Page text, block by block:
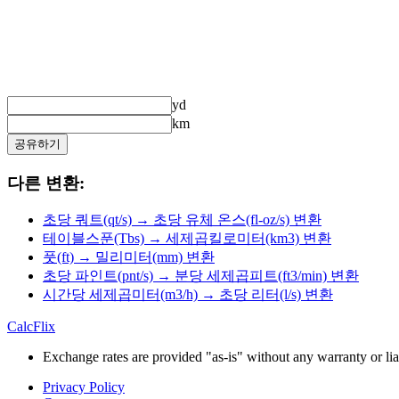
yd
km
공유하기
다른 변환:
초당 쿼트(qt/s) → 초당 유체 온스(fl-oz/s) 변환
테이블스푼(Tbs) → 세제곱킬로미터(km3) 변환
풋(ft) → 밀리미터(mm) 변환
초당 파인트(pnt/s) → 분당 세제곱피트(ft3/min) 변환
시간당 세제곱미터(m3/h) → 초당 리터(l/s) 변환
CalcFlix
Exchange rates are provided "as-is" without any warranty or
Privacy Policy